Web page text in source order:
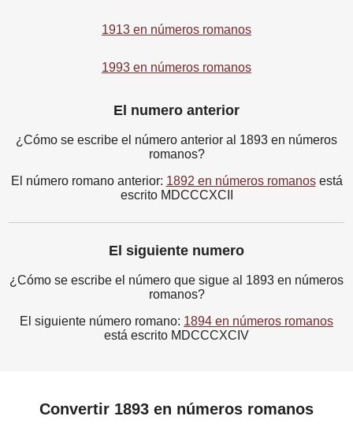
1913 en números romanos
1993 en números romanos
El numero anterior
¿Cómo se escribe el número anterior al 1893 en números
romanos?
El número romano anterior: 1892 en números romanosestá
escrito MDCCCXCII
El siguiente numero
¿Cómo se escribe el número que sigue al 1893 en números
romanos?
El siguiente número romano: 1894 en números romanos
está escrito MDCCCXCIV
Convertir 1893 en números romanos